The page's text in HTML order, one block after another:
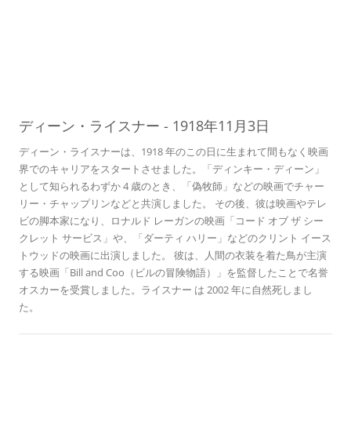
ディーン・ライスナー - 1918年11月3日
ディーン・ライスナーは、1918 年のこの日に生まれて間もなく映画
界でのキャリアをスタートさせました。「ディンキー・ディーン」
として知られるわずか 4 歳のとき、「偽牧師」などの映画でチャー
リー・チャップリンなどと共演しました。 その後、彼は映画やテレ
ビの脚本家になり、ロナルド レーガンの映画「コード オブ ザ シー
クレット サービス」や、「ダーティ ハリー」などのクリント イース
トウッドの映画に出演しました。 彼は、人間の衣装を着た鳥が主演
する映画「Bill and Coo（ビルの冒険物語）」を監督したことで名誉
オスカーを受賞しました。ライスナー は 2002 年に自然死しまし
た。